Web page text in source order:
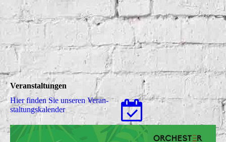
Veranstaltungen
Hier finden Sie unseren Ver­an­
stal­tungs­ka­len­der